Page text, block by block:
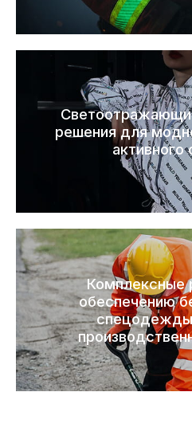
решения для
активного
Комплексные
обеспечению